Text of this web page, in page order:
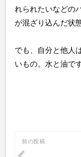
れられたいなどの
が混ざり込んだ状
でも、自分と他人
いもの。水と油です
投
稿
前の投稿